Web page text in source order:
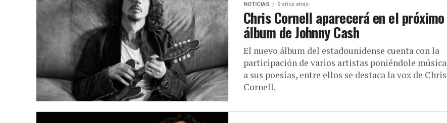
NOTICIAS 9 años atrás
Chris Cornell aparecerá en el próximo
álbum de Johnny Cash
El nuevo álbum del estadounidense cuenta con la
participación de varios artistas poniéndole música
a sus poesías, entre ellos se destaca la voz de Chris
Cornell.